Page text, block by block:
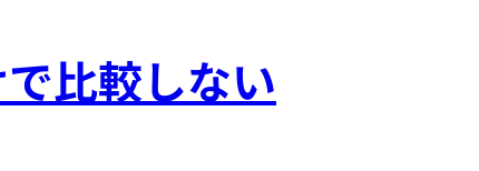
比較しない